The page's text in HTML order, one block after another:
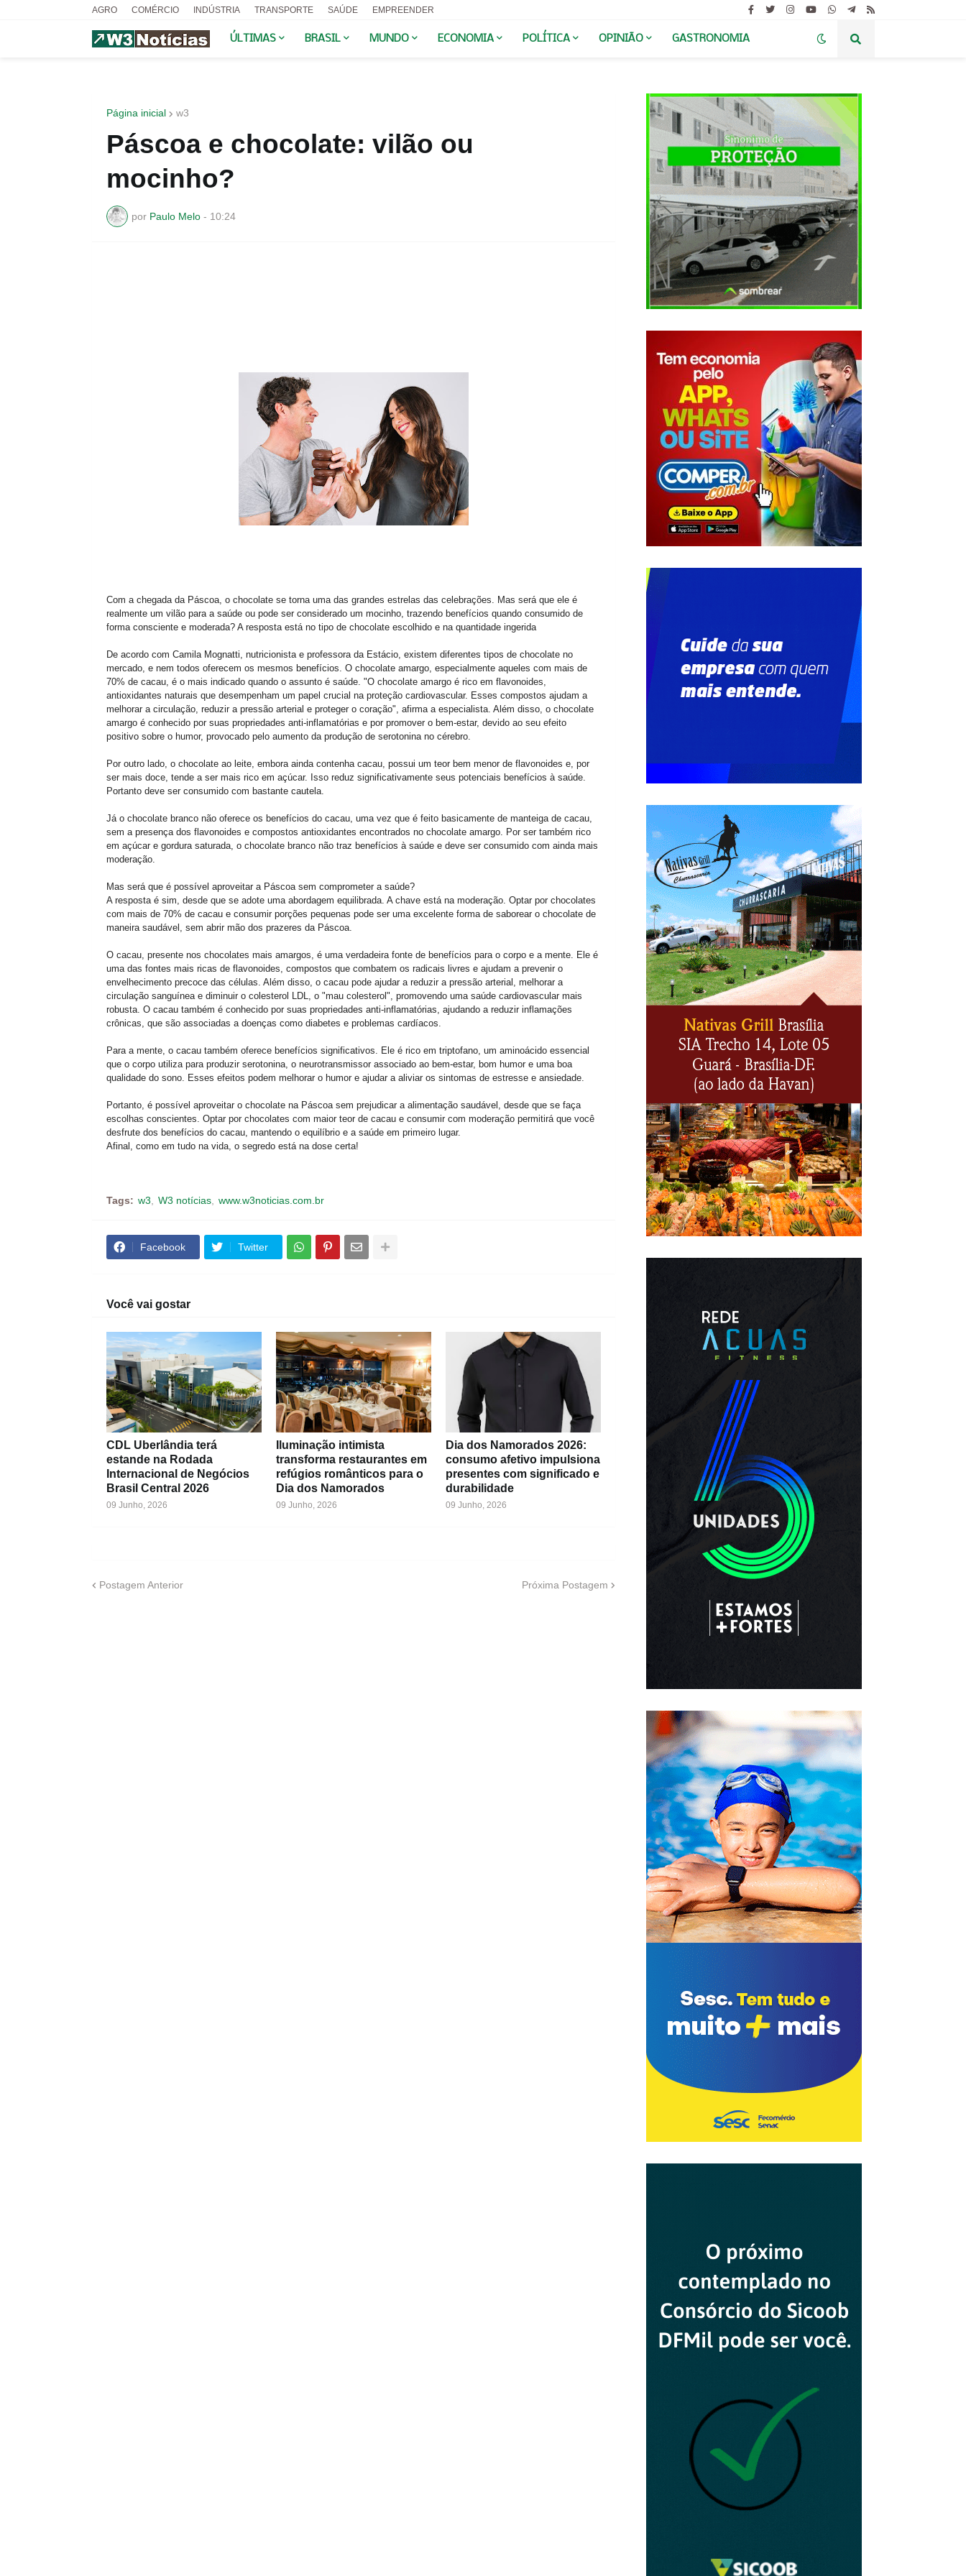
AGRO COMÉRCIO INDÚSTRIA TRANSPORTE SAÚDE EMPREENDER
ÚLTIMAS BRASIL MUNDO ECONOMIA POLÍTICA OPINIÃO GASTRONOMIA
Página inicial w3
Páscoa e chocolate: vilão ou
mocinho?
por Paulo Melo - 10:24
Com a chegada da Páscoa, o chocolate se torna uma das grandes estrelas das celebrações. Mas será que ele é
realmente um vilão para a saúde ou pode ser considerado um mocinho, trazendo benefícios quando consumido de
forma consciente e moderada? A resposta está no tipo de chocolate escolhido e na quantidade ingerida
De acordo com Camila Mognatti, nutricionista e professora da Estácio, existem diferentes tipos de chocolate no
mercado, e nem todos oferecem os mesmos benefícios. O chocolate amargo, especialmente aqueles com mais de
70% de cacau, é o mais indicado quando o assunto é saúde. "O chocolate amargo é rico em flavonoides,
antioxidantes naturais que desempenham um papel crucial na proteção cardiovascular. Esses compostos ajudam a
melhorar a circulação, reduzir a pressão arterial e proteger o coração", afirma a especialista. Além disso, o chocolate
amargo é conhecido por suas propriedades anti-inflamatórias e por promover o bem-estar, devido ao seu efeito
positivo sobre o humor, provocado pelo aumento da produção de serotonina no cérebro.
Por outro lado, o chocolate ao leite, embora ainda contenha cacau, possui um teor bem menor de flavonoides e, por
ser mais doce, tende a ser mais rico em açúcar. Isso reduz significativamente seus potenciais benefícios à saúde.
Portanto deve ser consumido com bastante cautela.
Já o chocolate branco não oferece os benefícios do cacau, uma vez que é feito basicamente de manteiga de cacau,
sem a presença dos flavonoides e compostos antioxidantes encontrados no chocolate amargo. Por ser também rico
em açúcar e gordura saturada, o chocolate branco não traz benefícios à saúde e deve ser consumido com ainda mais
moderação.
Mas será que é possível aproveitar a Páscoa sem comprometer a saúde?
A resposta é sim, desde que se adote uma abordagem equilibrada. A chave está na moderação. Optar por chocolates
com mais de 70% de cacau e consumir porções pequenas pode ser uma excelente forma de saborear o chocolate de
maneira saudável, sem abrir mão dos prazeres da Páscoa.
O cacau, presente nos chocolates mais amargos, é uma verdadeira fonte de benefícios para o corpo e a mente. Ele é
uma das fontes mais ricas de flavonoides, compostos que combatem os radicais livres e ajudam a prevenir o
envelhecimento precoce das células. Além disso, o cacau pode ajudar a reduzir a pressão arterial, melhorar a
circulação sanguínea e diminuir o colesterol LDL, o "mau colesterol", promovendo uma saúde cardiovascular mais
robusta. O cacau também é conhecido por suas propriedades anti-inflamatórias, ajudando a reduzir inflamações
crônicas, que são associadas a doenças como diabetes e problemas cardíacos.
Para a mente, o cacau também oferece benefícios significativos. Ele é rico em triptofano, um aminoácido essencial
que o corpo utiliza para produzir serotonina, o neurotransmissor associado ao bem-estar, bom humor e uma boa
qualidade do sono. Esses efeitos podem melhorar o humor e ajudar a aliviar os sintomas de estresse e ansiedade.
Portanto, é possível aproveitar o chocolate na Páscoa sem prejudicar a alimentação saudável, desde que se faça
escolhas conscientes. Optar por chocolates com maior teor de cacau e consumir com moderação permitirá que você
desfrute dos benefícios do cacau, mantendo o equilíbrio e a saúde em primeiro lugar.
Afinal, como em tudo na vida, o segredo está na dose certa!
Tags: w3 W3 notícias www.w3noticias.com.br
Facebook Twitter
Você vai gostar
CDL Uberlândia terá
estande na Rodada
Internacional de Negócios
Brasil Central 2026
09 Junho, 2026
Iluminação intimista
transforma restaurantes em
refúgios românticos para o
Dia dos Namorados
09 Junho, 2026
Dia dos Namorados 2026:
consumo afetivo impulsiona
presentes com significado e
durabilidade
09 Junho, 2026
Postagem Anterior Próxima Postagem